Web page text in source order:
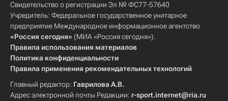
Свидетельство о регистрации Эл № ФС77-57640
Учредитель: Федеральное государственное унитарное
предприятие Международное информационное агентство
«Россия сегодня» (МИА «Россия сегодня»).
Правила использования материалов
Политика конфиденциальности
Правила применения рекомендательных технологий
Главный редактор: Гаврилова А.В.
Адрес электронной почты Редакции: r-sport.internet@ria.ru